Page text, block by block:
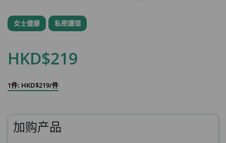
女士健康 私密護理
HKD$219
1件: HKD$219/件
加购产品